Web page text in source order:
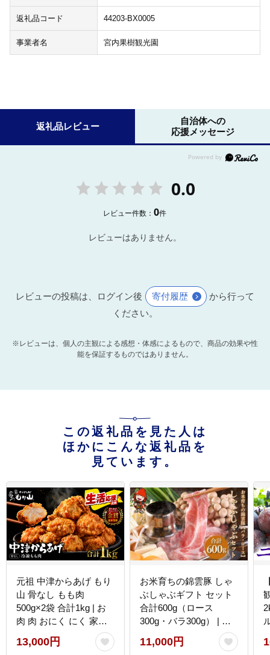
返礼品コード 44203-BX0005
事業者名 宮内果樹観光園
返礼品レビュー
自治体への
応援メッセージ
0.0
レビュー件数：0件
レビューはありません。
レビューの投稿は、ログイン後 寄付履歴
から行って
ください。
※レビューは、個人の主観による感想・体感によるもので、商品の効果や性
能を保証するものではありません。
この返礼品を見た人は
ほかにこんな返礼品を
見ています。
元祖 中津からあげ もり
山 骨なし もも肉
500g×2袋 合計1kg | お
肉 肉 おにく にく 家庭
調理 中津からあげ 唐揚
げ からあげ から揚げ 冷
13,000円
お米育ちの錦雲豚 しゃ
ぶしゃぶギフト セット
合計600g（ロース
300g・バラ300g） | ブ
ランド豚 九州産 大分県
産 国産 冷凍 送料無料
11,000円